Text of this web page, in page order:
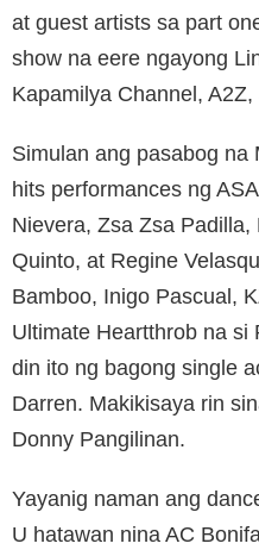
at guest artists sa part
show na eere ngayong
Kapamilya Channel, A2Z,
Simulan ang pasabog na
hits performances ng
Nievera, Zsa Zsa
Quinto, at Regine
Bamboo, Inigo Pascual,
Ultimate Heartthrob na si
din ito ng bagong single
Darren. Makikisaya rin
Donny Pangilinan.
Yayanig naman ang
U hatawan nina AC